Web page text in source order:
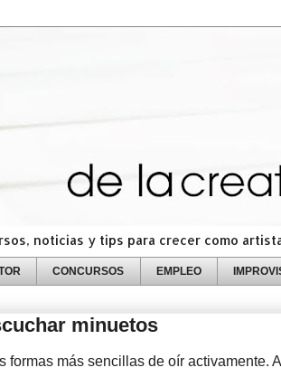
noticias y tips para crecer como
CONCURSOS EMPLEO
minuetos
formas más sencillas de oír activamente.